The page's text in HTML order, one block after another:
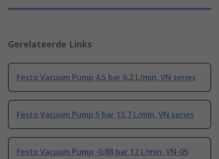
Gerelateerde Links
Festo Vacuum Pump 4.5 bar 6.2 L/min, VN series
Festo Vacuum Pump 5 bar 15.7 L/min, VN series
Festo Vacuum Pump -0.88 bar 12 L/min, VN-05